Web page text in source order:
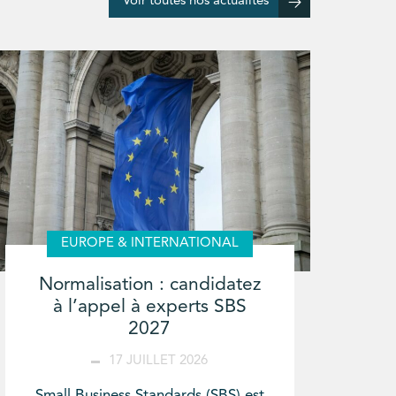
EUROPE & INTERNATIONAL
Normalisation : candidatez
à l’appel à experts SBS
2027
17 JUILLET 2026